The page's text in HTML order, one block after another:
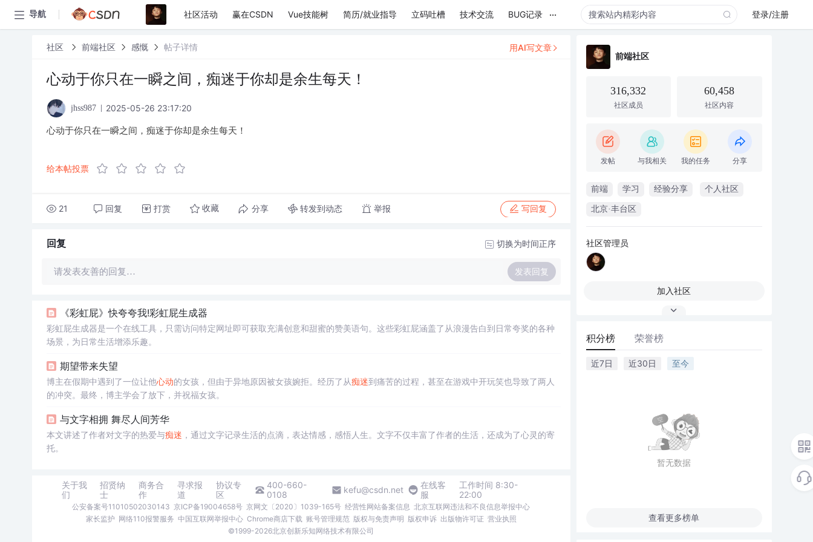
导航 社区活动 赢在CSDN Vue技能树 简历/就业指导 立码吐槽 技术交流 BUG记录 ... 登录/注册
社区 前端社区 感慨 帖子详情
心动于你只在一瞬之间，痴迷于你却是余生每天！
jhss987 2025-05-26 23:17:20
心动于你只在一瞬之间，痴迷于你却是余生每天！
给本帖投票
21 回复 打赏 收藏 分享 转发到动态 举报 写回复
用AI写文章
回复 切换为时间正序
请发表友善的回复… 发表回复
《彩虹屁》快夸夸我!彩虹屁生成器
彩虹屁生成器是一个在线工具，只需访问特定网址即可获取充满创意和甜蜜的赞美语句。这些彩虹屁涵盖了从浪漫告白到日常夸奖的各种
场景，为日常生活增添乐趣。
期望带来失望
博主在假期中遇到了一位让他心动的女孩，但由于异地原因被女孩婉拒。经历了从痴迷到痛苦的过程，甚至在游戏中开玩笑也导致了两人
的冲突。最终，博主学会了放下，并祝福女孩。
与文字相拥 舞尽人间芳华
本文讲述了作者对文字的热爱与痴迷 ，通过文字记录生活的点滴，表达情感，感悟人生。文字不仅丰富了作者的生活，还成为了心灵的寄
托。
关于我
们
招贤纳
士
商务合
作
寻求报
道
协议专
区
400-660-
0108
kefu@csdn.net
在线客
服
工作时间 8:30-
22:00
公安备案号11010502030143 京ICP备19004658号 京网文〔2020〕1039-165号 经营性网站备案信息 北京互联网违法和不良信息举报中心
家长监护 网络110报警服务 中国互联网举报中心 Chrome商店下载 账号管理规范 版权与免责声明 版权申诉 出版物许可证 营业执照
©1999-2026北京创新乐知网络技术有限公司
前端社区
316,332
社区成员
60,458
社区内容
发帖 与我相关 我的任务 分享
前端 学习 经验分享 个人社区
北京·丰台区
社区管理员
加入社区
积分榜 荣誉榜
近7日 近30日 至今
暂无数据
查看更多榜单